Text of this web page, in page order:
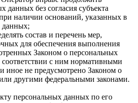
данных без согласия субъекта
наличии оснований, указанных в
данных;
состав и перечень мер,
для обеспечения выполнения
Законом о персональных
с ним нормативными
иное не предусмотрено Законом о
другими федеральными законами.
персональных данных по его